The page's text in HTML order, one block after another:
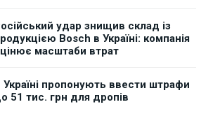
удар знищив склад із
Bosch в Україні: компанія
масштаби втрат
Україні пропонують ввести штрафи
51 тис. грн для дропів